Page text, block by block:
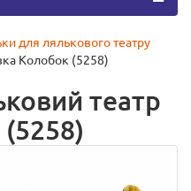
для лялькового театру
Колобок (5258)
театр